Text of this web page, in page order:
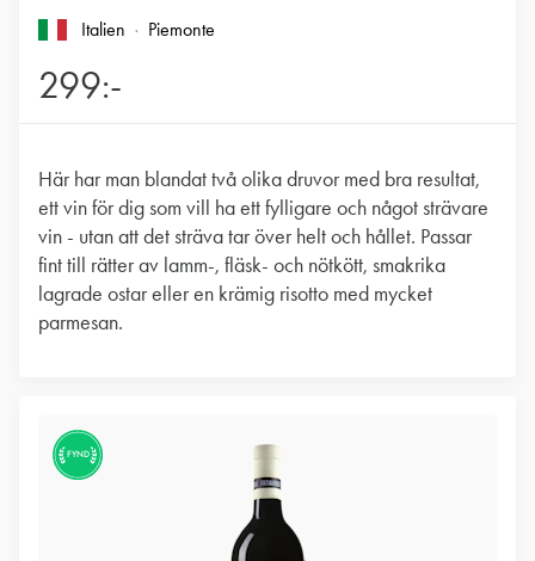
Italien Piemonte
299:-
Här har man blandat två olika druvor med bra resultat,
ett vin för dig som vill ha ett fylligare och något strävare
vin - utan att det sträva tar över helt och hållet. Passar
fint till rätter av lamm-, fläsk- och nötkött, smakrika
lagrade ostar eller en krämig risotto med mycket
parmesan.
FYND